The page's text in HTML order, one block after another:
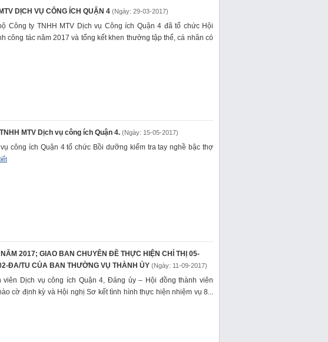
DỊCH VỤ CÔNG ÍCH QUẬN 4 (Ngày: 29-03-2017)
Công ty TNHH MTV Dịch vụ Công ích Quận 4 đã tổ chức Hội
công tác năm 2017 và tổng kết khen thưởng tập thể, cá nhân có
MTV Dịch vụ công ích Quận 4. (Ngày: 15-05-2017)
công ích Quận 4 tổ chức Bồi dưỡng kiểm tra tay nghề bậc thợ
2017; GIAO BAN CHUYÊN ĐỀ THỰC HIỆN CHỈ THỊ 05-
ĐA/TU CỦA BAN THƯỜNG VỤ THÀNH ỦY (Ngày: 11-09-2017)
viên Dịch vụ công ích Quận 4, Đảng ủy – Hội đồng thành viên
cờ định kỳ và Hội nghị Sơ kết tình hình thực hiện nhiệm vụ 8...